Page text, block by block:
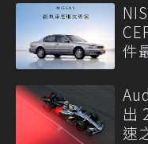
件
出
速